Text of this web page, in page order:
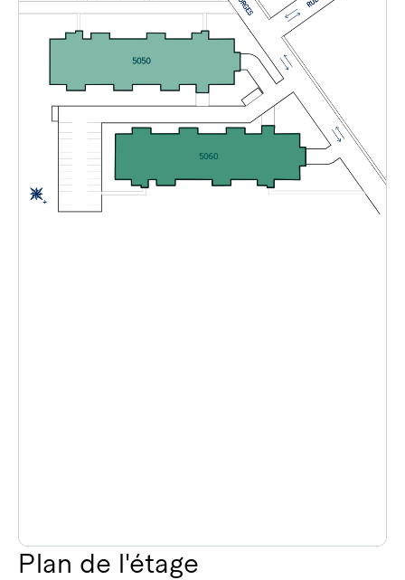
Plan de l'étage